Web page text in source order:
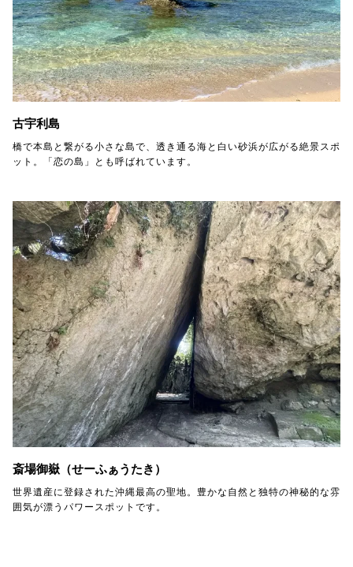
古宇利島
橋で本島と繋がる小さな島で、透き通る海と白い砂浜が広がる絶景スポ
ット。「恋の島」とも呼ばれています。
斎場御嶽（せーふぁうたき）
世界遺産に登録された沖縄最高の聖地。豊かな自然と独特の神秘的な雰
囲気が漂うパワースポットです。